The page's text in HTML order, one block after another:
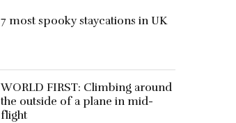
7 most spooky staycations in UK
WORLD FIRST: Climbing around
the outside of a plane in mid-
flight